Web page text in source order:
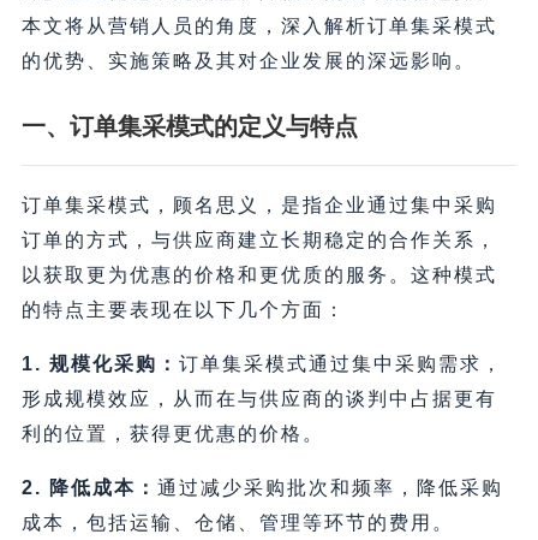
本文将从营销人员的角度，深入解析订单集采模式
的优势、实施策略及其对企业发展的深远影响。
一、订单集采模式的定义与特点
订单集采模式，顾名思义，是指企业通过集中采购
订单的方式，与供应商建立长期稳定的合作关系，
以获取更为优惠的价格和更优质的服务。这种模式
的特点主要表现在以下几个方面：
1. 规模化采购： 订单集采模式通过集中采购需求，
形成规模效应，从而在与供应商的谈判中占据更有
利的位置，获得更优惠的价格。
2. 降低成本： 通过减少采购批次和频率，降低采购
成本，包括运输、仓储、管理等环节的费用。